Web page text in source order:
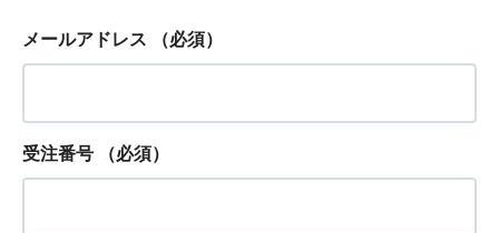
メールアドレス （必須）
受注番号 （必須）